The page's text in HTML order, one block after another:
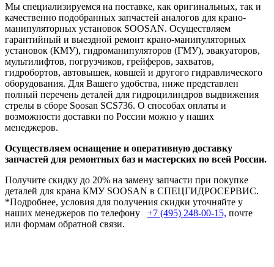
Мы специализируемся на поставке, как оригинальных, так и
качественно подобранных запчастей аналогов для крано-
манипуляторных установок SOOSAN. Осуществляем
гарантийный и выездной ремонт крано-манипуляторных
установок (КМУ), гидроманипуляторов (ГМУ), эвакуаторов,
мультилифтов, погрузчиков, грейферов, захватов,
гидробортов, автовышек, ковшей и другого гидравлического
оборудования. Для Вашего удобства, ниже представлен
полный перечень деталей для гидроцилиндров выдвижения
стрелы в сборе Soosan SCS736. О способах оплаты и
возможности доставки по России можно у наших
менеджеров.
Осуществляем оснащение и оперативную доставку
запчастей для ремонтных баз и мастерских по всей России.
Получите скидку до 20% на замену запчасти при покупке
деталей для крана КМУ SOOSAN в СПЕЦГИДРОСЕРВИС.
*Подробнее, условия для получения скидки уточняйте у
наших менеджеров по телефону +7 (495) 248-00-15, почте
или формам обратной связи.